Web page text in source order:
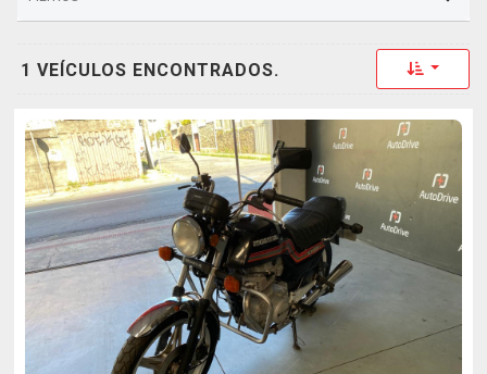
1 VEÍCULOS ENCONTRADOS. Toggle